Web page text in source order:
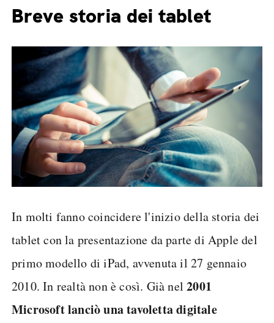
Breve storia dei tablet
In molti fanno coincidere l'inizio della storia dei
tablet con la presentazione da parte di Apple del
primo modello di iPad, avvenuta il 27 gennaio
2010. In realtà non è così. Già nel2001
Microsoft lanciò una tavoletta digitale